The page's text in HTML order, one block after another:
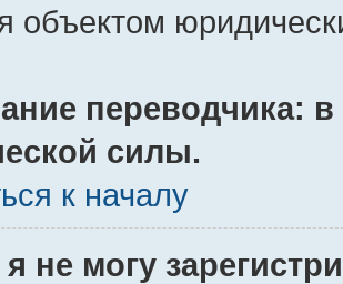
объектом
переводчика:
силы.
к началу
не могу